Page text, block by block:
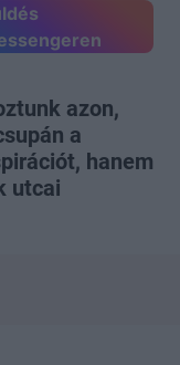
azon,
a
hanem
utcai